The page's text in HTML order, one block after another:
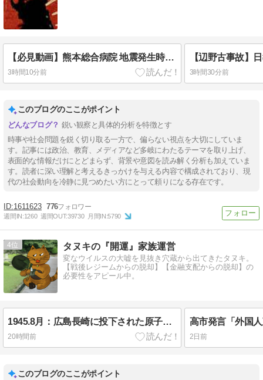
【必見動画】熊本総合病院 地震発生時の手術室の映像が色んな意味で衝撃的だと話題に
3時間10分前 3時間30分前
このブログのここがポイント
鋭い観察と具体的分析を特徴とす
時事や社会問題を鋭く切り取る一方で、偏らない視点を大切にしていま
す。記事には政治、教育、メディアなど多岐にわたるテーマを取り上げ、
表面的な情報だけにとどまらず、背景や意図を読み解く分析も加えていま
す。読者に深い理解と考えるきっかけを与える内容で構成されており、現
代の社会動向を冷静に見つめたい方にとって頼りになる存在です。
1611623 776
週間IN:1260 週間OUT:39730 月間IN:5790
4 タヌキの『開運』家族運営
変なウイルスの大嘘を見抜き穴蔵から出てきたタヌキ。
【戦後レジームからの脱却】【金融支配からの脱却】の
必要性をアピール中。
1945.8月：広島長崎に投下された原子爆弾はニセモノ
20時間前 2日前
このブログのここがポイント